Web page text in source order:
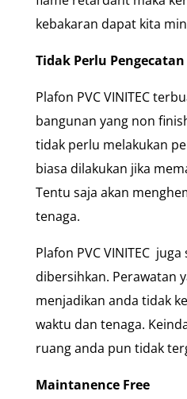
kebakaran dapat kita
Tidak Perlu Pengecatan
Plafon PVC VINITEC
bangunan yang non
tidak perlu melakukan
biasa dilakukan jika
Tentu saja akan
tenaga.
Plafon PVC VINITEC
dibersihkan. Perawatan
menjadikan anda tidak
waktu dan tenaga.
ruang anda pun tidak
Maintanence Free